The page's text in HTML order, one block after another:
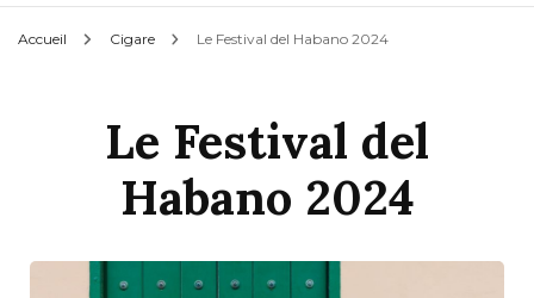
Accueil Cigare Le Festival del Habano 2024
Le Festival del
Habano 2024